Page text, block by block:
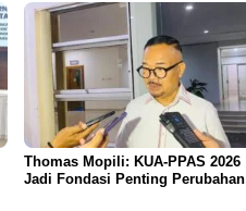
Thomas Mopili: KUA-PPAS 2026
Jadi Fondasi Penting Perubahan